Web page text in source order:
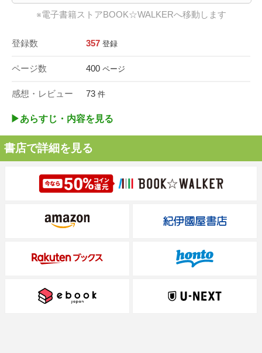
※電子書籍ストアBOOK☆WALKERへ移動します
登録数 357 登録
ページ数 400 ページ
感想・レビュー 73 件
▶︎あらすじ・内容を見る
書店で詳細を見る